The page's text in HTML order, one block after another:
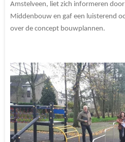
Amstelveen, liet zich informeren
Middenbouw en gaf een luisterend
over de concept bouwplannen.